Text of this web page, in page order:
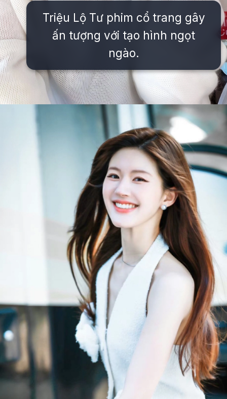
Triệu Lộ Tư phim cổ trang gây
ấn tượng với tạo hình ngọt
ngào.
https://issiloo.edu.vn/trieu-lo-tu